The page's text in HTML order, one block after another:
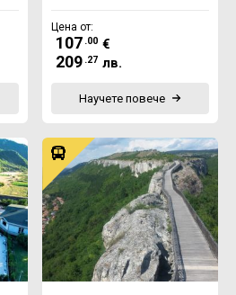
Цена от:
107 .00 €
209 .27 лв.
Научете повече